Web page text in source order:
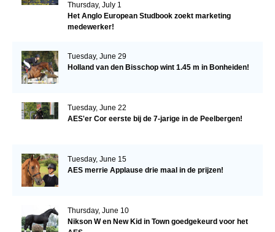
Thursday, July 1
Het Anglo European Studbook zoekt marketing
medewerker!
Tuesday, June 29
Holland van den Bisschop wint 1.45 m in Bonheiden!
Tuesday, June 22
AES'er Cor eerste bij de 7-jarige in de Peelbergen!
Tuesday, June 15
AES merrie Applause drie maal in de prijzen!
Thursday, June 10
Nikson W en New Kid in Town goedgekeurd voor het